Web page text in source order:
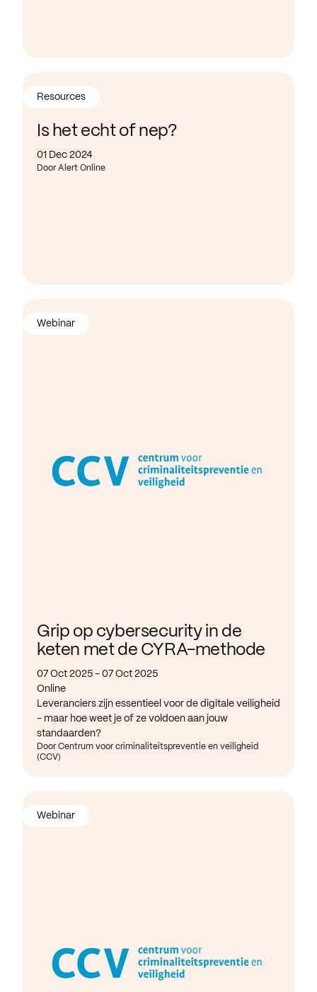
Is het echt of nep?
01 Dec 2024
Door Alert Online
Resources
Grip op cybersecurity in de
keten met de CYRA-methode
07 Oct 2025 - 07 Oct 2025
Online
Leveranciers zijn essentieel voor de digitale veiligheid
- maar hoe weet je of ze voldoen aan jouw
standaarden?
Door Centrum voor criminaliteitspreventie en veiligheid
(CCV)
Webinar
Webinar